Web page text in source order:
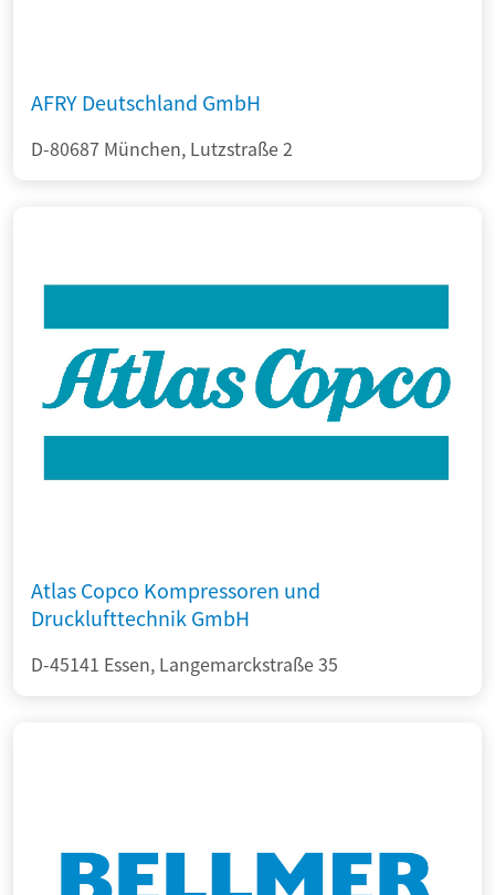
AFRY Deutschland GmbH
D-80687 München, Lutzstraße 2
Atlas Copco Kompressoren und
Drucklufttechnik GmbH
D-45141 Essen, Langemarckstraße 35